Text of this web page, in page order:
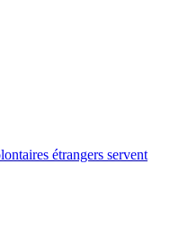
étrangers servent